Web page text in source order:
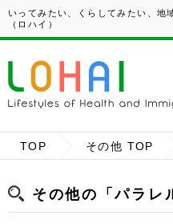
いってみたい、くらしてみたい、
（ロハイ）
TOP その他 TOP
その他の「パラレ